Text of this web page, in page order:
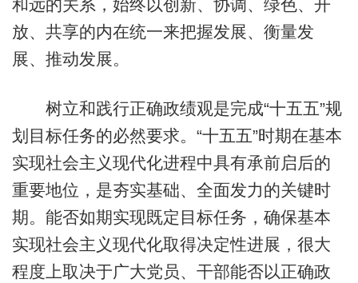
和远的关系，始终以创新、协调、绿色、开
放、共享的内在统一来把握发展、衡量发
展、推动发展。
树立和践行正确政绩观是完成“十五五”规
划目标任务的必然要求。“十五五”时期在基本
实现社会主义现代化进程中具有承前启后的
重要地位，是夯实基础、全面发力的关键时
期。能否如期实现既定目标任务，确保基本
实现社会主义现代化取得决定性进展，很大
程度上取决于广大党员、干部能否以正确政